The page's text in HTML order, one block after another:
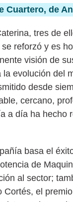
de
tres de
reforzó y es
visión de
evolución del
desde
cercano,
día ha hecho
basa el
de
al sector;
el